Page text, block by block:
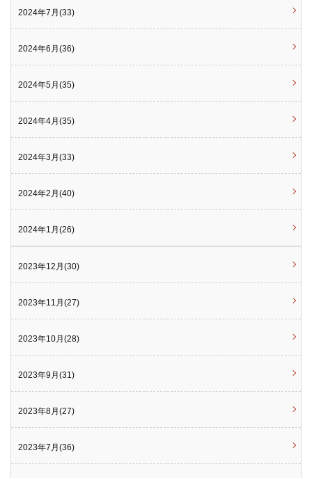
2024年7月(33)
2024年6月(36)
2024年5月(35)
2024年4月(35)
2024年3月(33)
2024年2月(40)
2024年1月(26)
2023年12月(30)
2023年11月(27)
2023年10月(28)
2023年9月(31)
2023年8月(27)
2023年7月(36)